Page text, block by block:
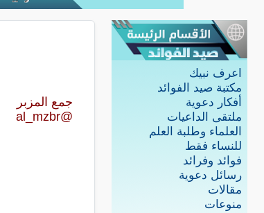
اعرف نبيك
مكتبة صيد الفوائد
أفكار دعوية
ملتقى الداعيات
العلماء وطلبة العلم
للنساء فقط
فوائد وفرائد
رسائل دعوية
مقالات
منوعات
جمع المزبر
@al_mzbr